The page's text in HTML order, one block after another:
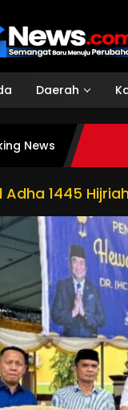
Daerah
News
Adha 1445 Hijriah